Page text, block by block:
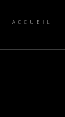
ACCUEIL